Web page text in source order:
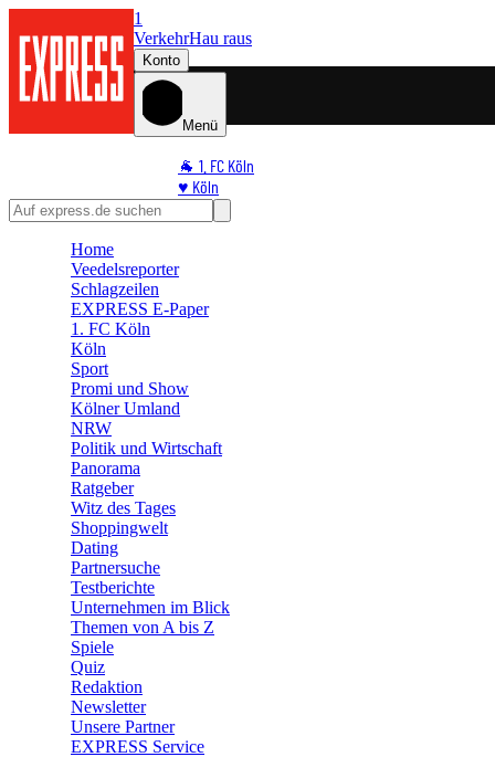
1
VerkehrHau raus
Konto
Menü
🐐 1. FC Köln
♥️ Köln
⭐ Promi
🛒 Shoppingwelt
Home
Veedelsreporter
Schlagzeilen
EXPRESS E-Paper
1. FC Köln
Köln
Sport
Promi und Show
Kölner Umland
NRW
Politik und Wirtschaft
Panorama
Ratgeber
Witz des Tages
Shoppingwelt
Dating
Partnersuche
Testberichte
Unternehmen im Blick
Themen von A bis Z
Spiele
Quiz
Redaktion
Newsletter
Unsere Partner
EXPRESS Service